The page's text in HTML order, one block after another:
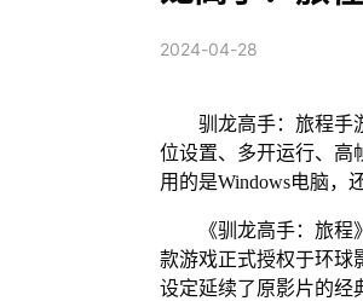
2024-04-28
驯龙高手：旅程手
位设置、多开运行、高
用的是Windows电脑，
《驯龙高手：旅
款游戏正式授权于环球
设定延续了原影片的经